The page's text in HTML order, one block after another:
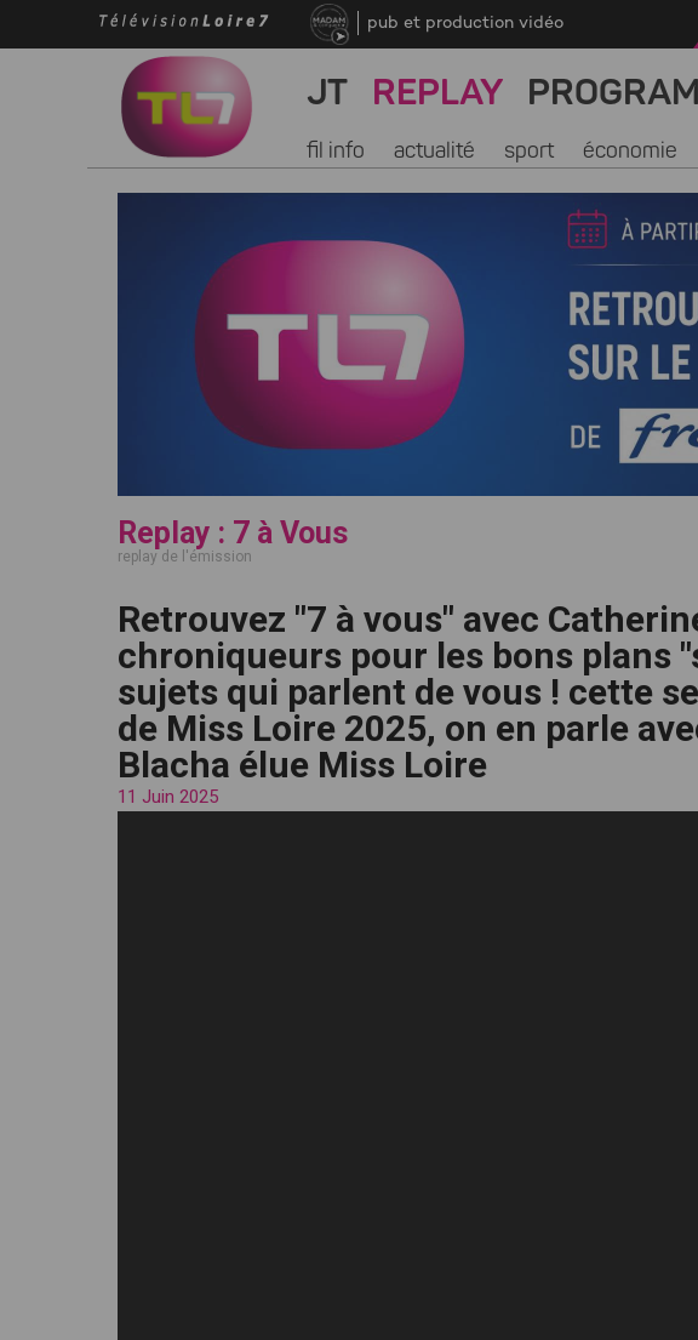
pub et production vidéo
JT REPLAY
fil info actualité sport économie
Replay : 7 à Vous
replay de l'émission
Retrouvez "7 à vous" avec
chroniqueurs pour les bons plans
sujets qui parlent de vous ! cette
de Miss Loire 2025, on en parle
Blacha élue Miss Loire
11 Juin 2025